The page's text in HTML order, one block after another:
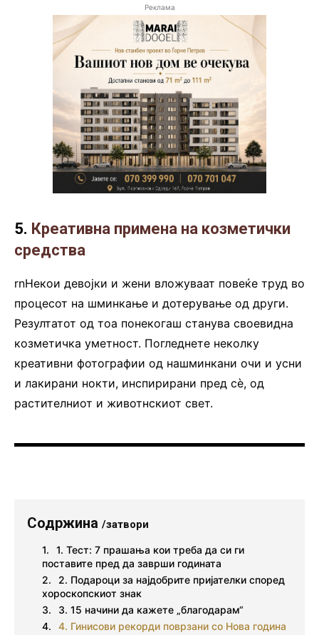
Реклама
5. Креативна примена на козметички
средства
rnНекои девојки и жени вложуваат повеќе труд во
процесот на шминкање и дотерување од други.
Резултатот од тоа понекогаш станува своевидна
козметичка уметност. Погледнете неколку
креативни фотографии од нашминкани очи и усни
и лакирани нокти, инспирирани пред сè, од
растителниот и животнскиот свет.
Содржина /затвори
1. Тест: 7 прашања кои треба да си ги
поставите пред да заврши годината
2. Подароци за најдобрите пријателки според
хороскопскиот знак
3. 15 начини да кажете „благодарам“
4. Гинисови рекорди поврзани со Нова година